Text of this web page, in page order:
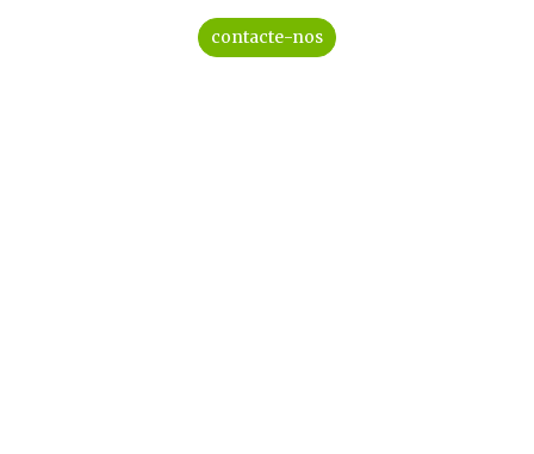
contacte-nos